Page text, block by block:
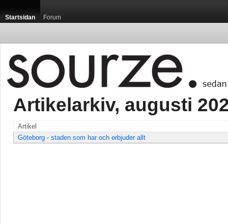
Startsidan Forum
Artikelarkiv, augusti
Artikel
Göteborg - staden som har och erbjuder allt